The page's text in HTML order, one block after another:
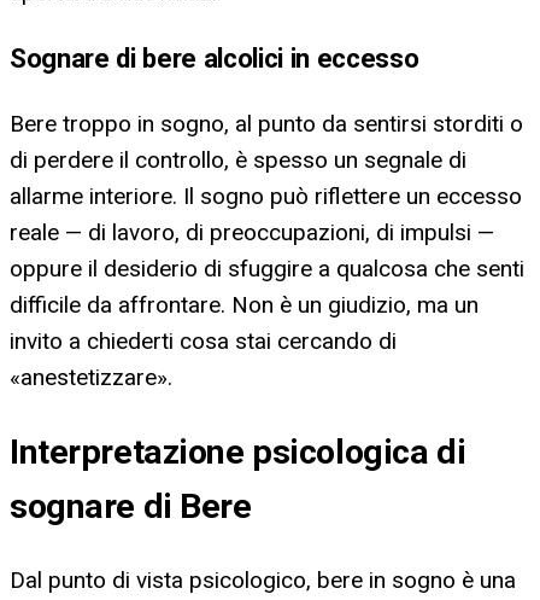
Sognare di bere alcolici in eccesso
Bere troppo in sogno, al punto da sentirsi storditi o
di perdere il controllo, è spesso un segnale di
allarme interiore. Il sogno può riflettere un eccesso
reale — di lavoro, di preoccupazioni, di impulsi —
oppure il desiderio di sfuggire a qualcosa che senti
difficile da affrontare. Non è un giudizio, ma un
invito a chiederti cosa stai cercando di
«anestetizzare».
Interpretazione psicologica di
sognare di Bere
Dal punto di vista psicologico, bere in sogno è una